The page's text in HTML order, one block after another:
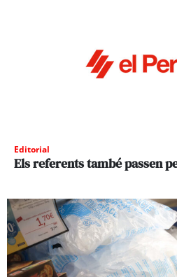
Editorial
Els referents també passen